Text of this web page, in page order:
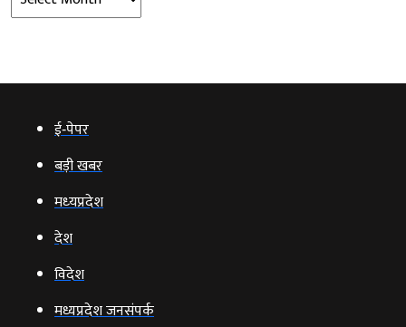
ई‑पेपर
बड़ी खबर
मध्‍यप्रदेश
देश
विदेश
मध्यप्रदेश जनसंपर्क